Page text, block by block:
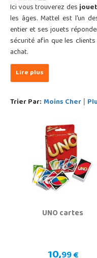
Ici vous trouverez des
les âges. Mattel est l'un
entier et ses jouets
sécurité afin que les
achat.
Trier Par: Moins Cher |
UNO cartes